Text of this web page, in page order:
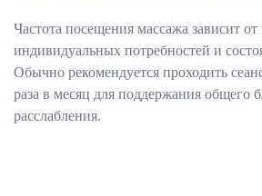
Частота посещения массажа зависит
индивидуальных потребностей и
Обычно рекомендуется проходить
раза в месяц для поддержания общего
расслабления.